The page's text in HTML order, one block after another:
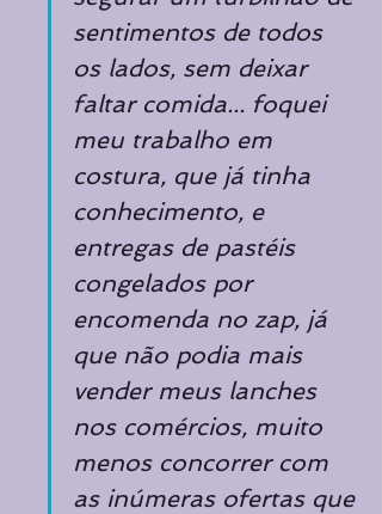
sentimentos de todos
os lados, sem deixar
faltar comida... foquei
meu trabalho em
costura, que já tinha
conhecimento, e
entregas de pastéis
congelados por
encomenda no zap, já
que não podia mais
vender meus lanches
nos comércios, muito
menos concorrer com
as inúmeras ofertas que